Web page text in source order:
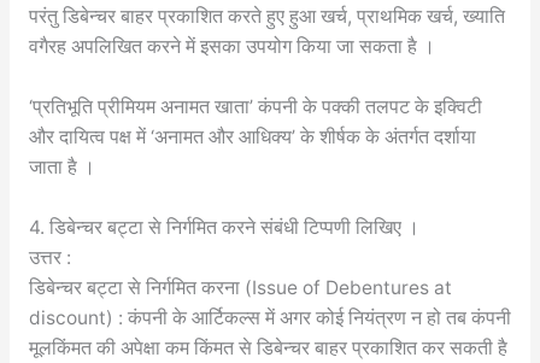
परंतु डिबेन्चर बाहर प्रकाशित करते हुए हुआ खर्च, प्राथमिक खर्च, ख्याति
वगैरह अपलिखित करने में इसका उपयोग किया जा सकता है ।
‘प्रतिभूति प्रीमियम अनामत खाता’ कंपनी के पक्की तलपट के इक्विटी
और दायित्व पक्ष में ‘अनामत और आधिक्य’ के शीर्षक के अंतर्गत दर्शाया
जाता है ।
4. डिबेन्चर बट्टा से निर्गमित करने संबंधी टिप्पणी लिखिए ।
उत्तर :
डिबेन्चर बट्टा से निर्गमित करना (Issue of Debentures at
discount) : कंपनी के आर्टिकल्स में अगर कोई नियंत्रण न हो तब कंपनी
मूलकिंमत की अपेक्षा कम किंमत से डिबेन्चर बाहर प्रकाशित कर सकती है